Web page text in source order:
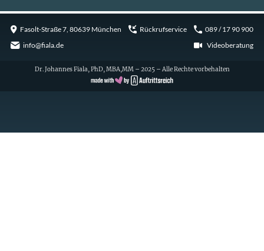
Fasolt-Straße 7, 80639 München Rückrufservice
089 / 17 90 900
info@fiala.de
Videoberatung
Dr. Johannes Fiala, PhD, MBA,MM – 2025 – Alle Rechte vorbehalten